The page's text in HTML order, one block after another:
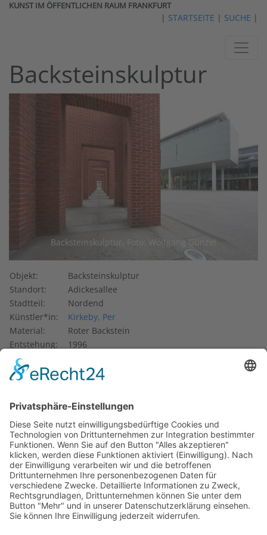
KUNST IM ÖFFENTLICHEN RAUM FRANKFURT
| STARTSEITE | SUCHE |
Backsteinskulptur
Backsteinskulptur, Foto: Wolfgang Günzel
Objekt:
Backsteinskulptur
Standort:
Adickesallee
Stadtteil:
Nordend
Künstler*in:
Kirkeby, Per
Material:
Roter Backstein
Entstehung:
1996
Eigentum von:
Der dänische Bildhauer Per Kirkeby schuf die
Neubau der Deutschen Nationalbibliothek im Frankfurter
auf der stark befahrenen Adickesallee ab. Seine Länge
beträgt 37,5 Meter, seine Breite 17,5 Meter, seine Höhe 5
Meter. Es handelt sich um eine begehbare monumentale
Skulptur aus roten Backsteinen.
Kirkeby schuf drei solcher Backsteinskulpturen allein in
Hessen. Damit bereicherte er die Region um Werke, die
durch ihre Monumentalität sakrale Räume und Kirchen
aufrufen. Dabei lassen sie wiederum an die Backsteingotik